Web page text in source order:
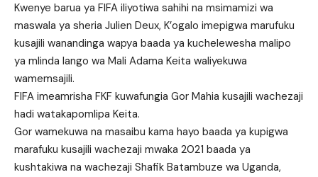
Kwenye barua ya FIFA iliyotiwa sahihi na msimamizi wa
maswala ya sheria Julien Deux, K’ogalo imepigwa marufuku
kusajili wanandinga wapya baada ya kuchelewesha malipo
ya mlinda lango wa Mali Adama Keita waliyekuwa
wamemsajili.
FIFA imeamrisha FKF kuwafungia Gor Mahia kusajili wachezaji
hadi watakapomlipa Keita.
Gor wamekuwa na masaibu kama hayo baada ya kupigwa
marafuku kusajili wachezaji mwaka 2021 baada ya
kushtakiwa na wachezaji Shafik Batambuze wa Uganda,